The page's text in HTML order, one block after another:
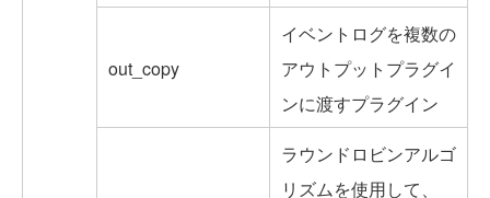
out_copy
イベントログを複数の
アウトプットプラグイ
ンに渡すプラグイン
ラウンドロビンアルゴ
リズムを使用して、